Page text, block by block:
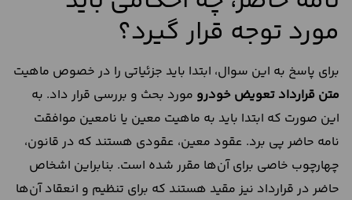
مورد توجه قرار گیرد؟
برای پاسخ به این سوال، ابتدا باید جزئیاتی را در خصوص ماهیت
متن قراردادتعویض خودرو مورد بحث و بررسی قرار داد. به
این صورت که ابتدا باید به ماهیت معین یا نامعین موافقت
نامه حاضر پی برد. عقود معین، عقودی هستند که در قانون،
چهارچوب خاصی برای آن‌ها مقرر شده است. بنابراین اشخاص
حاضر در قرارداد نیز مقید هستند که برای تنظیم و انعقاد آن‌ها